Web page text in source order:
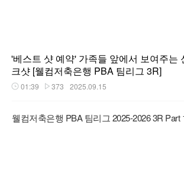
'베스트 샷 예약' 가족들 앞에서 보여주는
크샷 [웰컴저축은행 PBA 팀리그 3R]
01:39 373 2025.09.15
웰컴저축은행 PBA 팀리그 2025-2026 3R Part